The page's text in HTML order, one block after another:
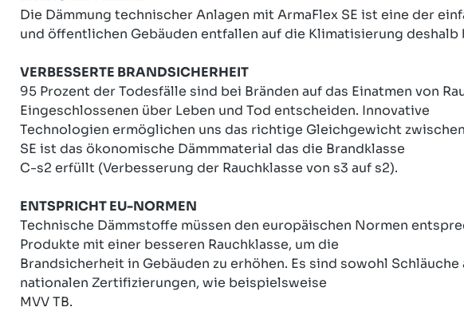
Die Dämmung technischer Anlagen mit ArmaFlex SE ist eine der
und öffentlichen Gebäuden entfallen auf die Klimatisierung
VERBESSERTE BRANDSICHERHEIT
95 Prozent der Todesfälle sind bei Bränden auf das Einatmen von
Eingeschlossenen über Leben und Tod entscheiden. Innovative
Technologien ermöglichen uns das richtige Gleichgewicht
SE ist das ökonomische Dämmmaterial das die Brandklasse
C-s2 erfüllt (Verbesserung der Rauchklasse von s3 auf s2).
ENTSPRICHT EU-NORMEN
Technische Dämmstoffe müssen den europäischen Normen
Produkte mit einer besseren Rauchklasse, um die
Brandsicherheit in Gebäuden zu erhöhen. Es sind sowohl
nationalen Zertifizierungen, wie beispielsweise
MVV TB.